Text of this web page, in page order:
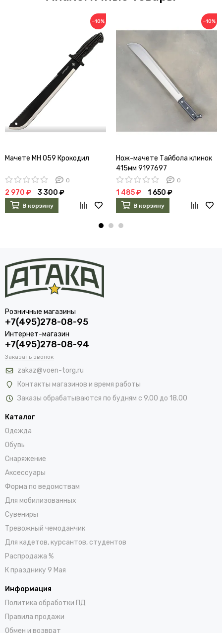
−10%
Мачете МН 059 Крокодил
0
2 970 ₽ 3 300 ₽
В корзину
−10%
Нож-мачете Тайбола клинок
415мм 9197697
0
1 485 ₽ 1 650 ₽
В корзину
Розничные магазины
+7(495)278-08-95
Интернет-магазин
+7(495)278-08-94
Заказать звонок
zakaz@voen-torg.ru
Контакты магазинов и время работы
Заказы обрабатываются по будням с 9.00 до 18.00
Каталог
Одежда
Обувь
Снаряжение
Аксессуары
Форма по ведомствам
Для мобилизованных
Сувениры
Тревожный чемоданчик
Для кадетов, курсантов, студентов
Распродажа %
К празднику 9 Мая
Информация
Политика обработки ПД
Правила продажи
Обмен и возврат